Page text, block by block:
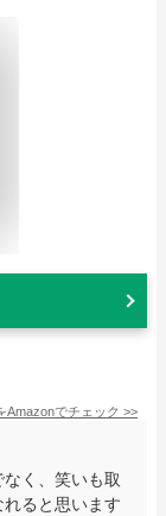
Amazonでチェック >>
く、笑いも取
ると思います